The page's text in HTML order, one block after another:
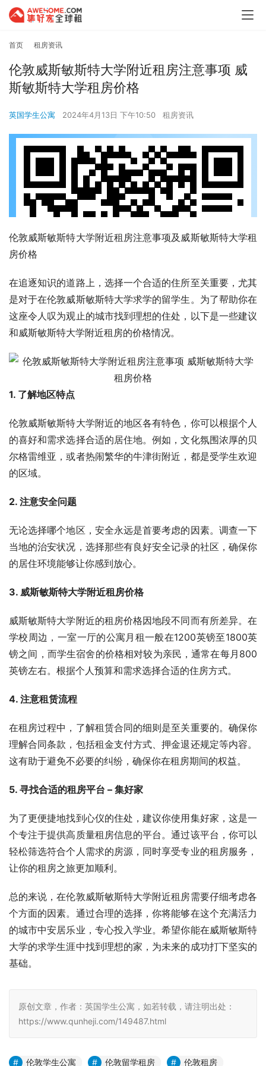
首页 租房资讯
伦敦威斯敏斯特大学附近租房注意事项 威
斯敏斯特大学租房价格
英国学生公寓 2024年4月13日 下午10:50 租房资讯
伦敦威斯敏斯特大学附近租房注意事项及威斯敏斯特大学租
房价格
在追逐知识的道路上，选择一个合适的住所至关重要，尤其
是对于在伦敦威斯敏斯特大学求学的留学生。为了帮助你在
这座令人叹为观止的城市找到理想的住处，以下是一些建议
和威斯敏斯特大学附近租房的价格情况。
1. 了解地区特点
伦敦威斯敏斯特大学附近的地区各有特色，你可以根据个人
的喜好和需求选择合适的居住地。例如，文化氛围浓厚的贝
尔格雷维亚，或者热闹繁华的牛津街附近，都是受学生欢迎
的区域。
2. 注意安全问题
无论选择哪个地区，安全永远是首要考虑的因素。调查一下
当地的治安状况，选择那些有良好安全记录的社区，确保你
的居住环境能够让你感到放心。
3. 威斯敏斯特大学附近租房价格
威斯敏斯特大学附近的租房价格因地段不同而有所差异。在
学校周边，一室一厅的公寓月租一般在1200英镑至1800英
镑之间，而学生宿舍的价格相对较为亲民，通常在每月800
英镑左右。根据个人预算和需求选择合适的住房方式。
4. 注意租赁流程
在租房过程中，了解租赁合同的细则是至关重要的。确保你
理解合同条款，包括租金支付方式、押金退还规定等内容。
这有助于避免不必要的纠纷，确保你在租房期间的权益。
5. 寻找合适的租房平台 – 集好家
为了更便捷地找到心仪的住处，建议你使用集好家，这是一
个专注于提供高质量租房信息的平台。通过该平台，你可以
轻松筛选符合个人需求的房源，同时享受专业的租房服务，
让你的租房之旅更加顺利。
总的来说，在伦敦威斯敏斯特大学附近租房需要仔细考虑各
个方面的因素。通过合理的选择，你将能够在这个充满活力
的城市中安居乐业，专心投入学业。希望你能在威斯敏斯特
大学的求学生涯中找到理想的家，为未来的成功打下坚实的
基础。
原创文章，作者：英国学生公寓，如若转载，请注明出处：
https://www.qunheji.com/149487.html
伦敦学生公寓 伦敦留学租房 伦敦租房